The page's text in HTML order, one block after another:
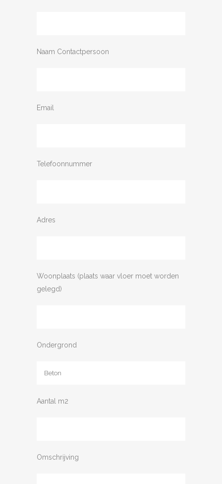
Naam Contactpersoon
Email
Telefoonnummer
Adres
Woonplaats (plaats waar vloer moet worden
gelegd)
Ondergrond
Aantal m2
Omschrijving